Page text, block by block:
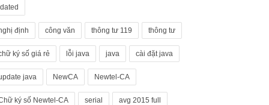
định công văn thông tư 119 thông tư
ký số giá rẻ lỗi java java cài đặt java
java NewCA Newtel-CA
ký số Newtel-CA serial avg 2015 full